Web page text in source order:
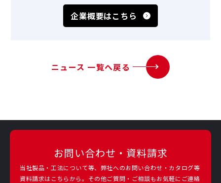
企業概要はこちら
ニュース 一覧へ戻る
お問い合わせ・資料請求
当社製品・工法について等、弊社へのお問い合わせ・カタログ等
資料請求はこちらから。その他ご質問・ご相談もお気軽にご連絡